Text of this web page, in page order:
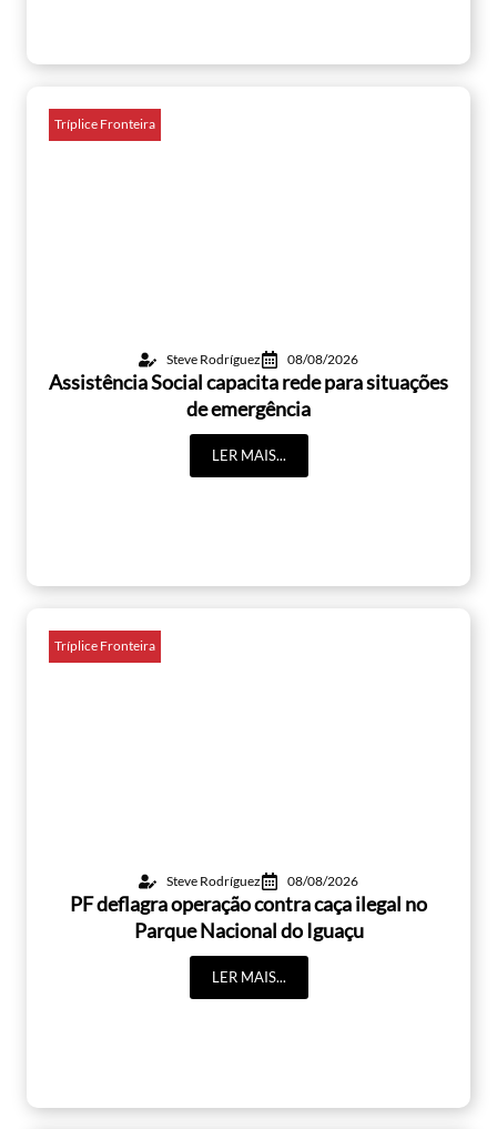
Tríplice Fronteira
Steve Rodríguez 08/08/2026
Assistência Social capacita rede para situações
de emergência
LER MAIS...
Tríplice Fronteira
Steve Rodríguez 08/08/2026
PF deflagra operação contra caça ilegal no
Parque Nacional do Iguaçu
LER MAIS...